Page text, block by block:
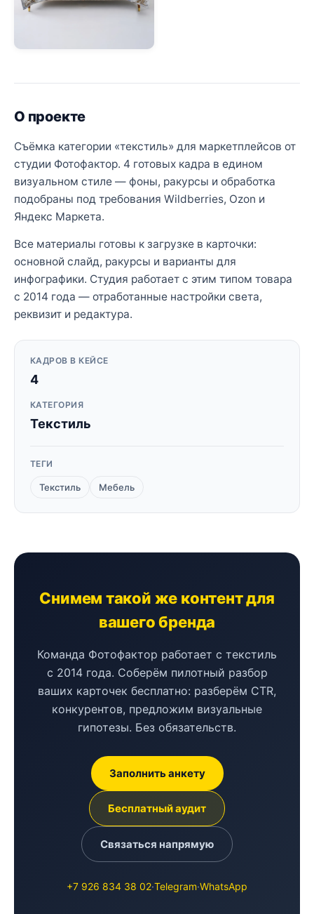
О проекте
Съёмка категории «текстиль» для маркетплейсов от
студии Фотофактор. 4 готовых кадра в едином
визуальном стиле — фоны, ракурсы и обработка
подобраны под требования Wildberries, Ozon и
Яндекс Маркета.
Все материалы готовы к загрузке в карточки:
основной слайд, ракурсы и варианты для
инфографики. Студия работает с этим типом товара
с 2014 года — отработанные настройки света,
реквизит и редактура.
КАДРОВ В КЕЙСЕ
4
КАТЕГОРИЯ
Текстиль
ТЕГИ
Текстиль Мебель
Снимем такой же контент для
вашего бренда
Команда Фотофактор работает с текстиль
с 2014 года. Соберём пилотный разбор
ваших карточек бесплатно: разберём CTR,
конкурентов, предложим визуальные
гипотезы. Без обязательств.
Заполнить анкету
Бесплатный аудит
Связаться напрямую
+7 926 834 38 02·Telegram·WhatsApp